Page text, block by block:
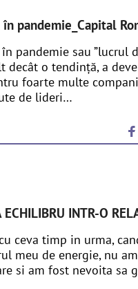
în pandemie_Capital
pandemie sau ”lucrul
decât o tendință, a
foarte multe
de lideri…
ECHILIBRU INTR-O
ceva timp in urma,
meu de energie, nu
si am fost nevoita sa